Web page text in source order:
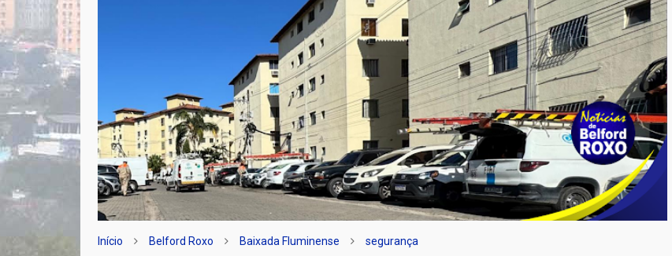
Início Belford Roxo Baixada Fluminense segurança